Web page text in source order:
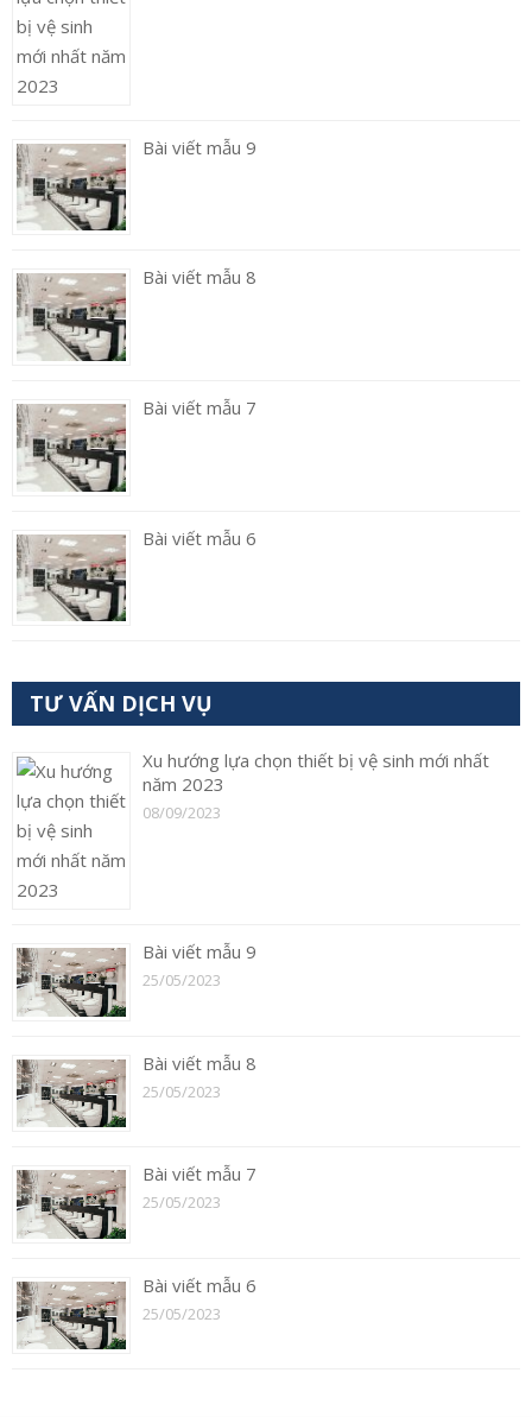
Bài viết mẫu 9
Bài viết mẫu 8
Bài viết mẫu 7
Bài viết mẫu 6
TƯ VẤN DỊCH VỤ
Xu hướng lựa chọn thiết bị vệ sinh mới nhất
năm 2023
08/09/2023
Bài viết mẫu 9
25/05/2023
Bài viết mẫu 8
25/05/2023
Bài viết mẫu 7
25/05/2023
Bài viết mẫu 6
25/05/2023